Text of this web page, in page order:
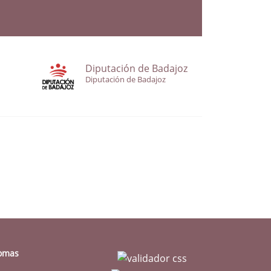
Diputación de Badajoz
Diputación de Badajoz